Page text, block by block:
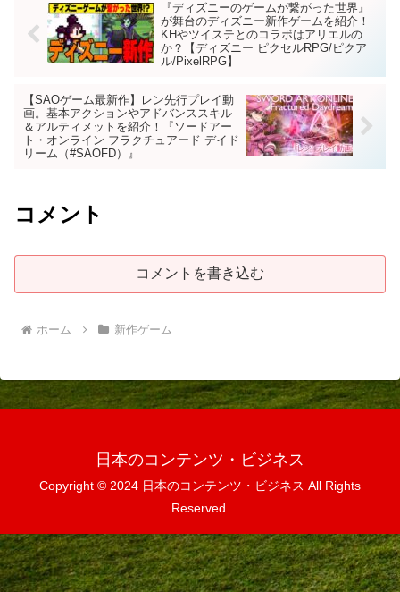
『ディズニーのゲームが繋がった世界』
が舞台のディズニー新作ゲームを紹介！
KHやツイステとのコラボはアリエルの
か？【ディズニー ピクセルRPG/ピクア
ル/PixelRPG】
【SAOゲーム最新作】レン先行プレイ動
画。基本アクションやアドバンススキル
＆アルティメットを紹介！『ソードアー
ト・オンライン フラクチュアード デイド
リーム（#SAOFD）』
コメント
コメントを書き込む
ホーム 新作ゲーム
日本のコンテンツ・ビジネス
Copyright © 2024 日本のコンテンツ・ビジネス All Rights
Reserved.